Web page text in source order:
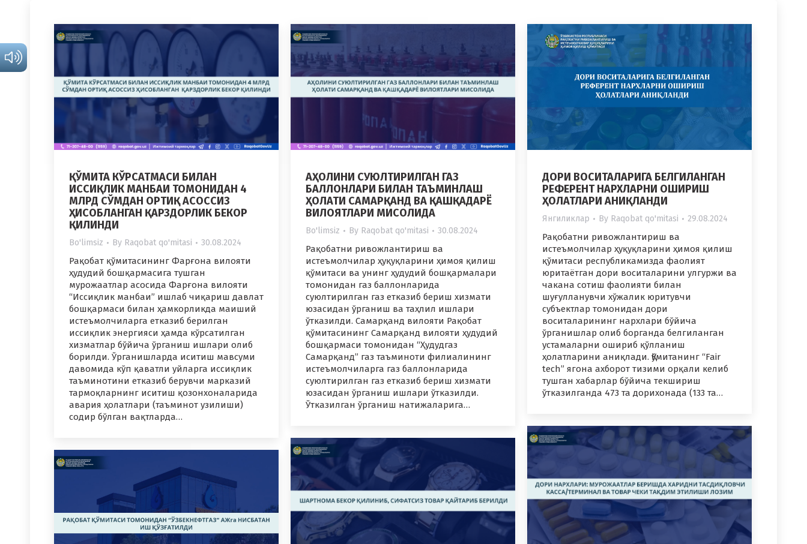
ҚЎМИТА КЎРСАТМАСИ БИЛАН
ИССИҚЛИК МАНБАИ ТОМОНИДАН 4
МЛРД СЎМДАН ОРТИҚ АСОССИЗ
ҲИСОБЛАНГАН ҚАРЗДОРЛИК БЕКОР
ҚИЛИНДИ
Bo'limsiz By Raqobat qo'mitasi 30.08.2024
Рақобат қўмитасининг Фарғона вилояти
ҳудудий бошқармасига тушган
мурожаатлар асосида Фарғона вилояти
“Иссиқлик манбаи” ишлаб чиқариш давлат
бошқармаси билан ҳамкорликда маиший
истеъмолчиларга етказиб берилган
иссиқлик энергияси ҳамда кўрсатилган
хизматлар бўйича ўрганиш ишлари олиб
борилди. Ўрганишларда иситиш мавсуми
давомида кўп қаватли уйларга иссиқлик
таъминотини етказиб берувчи марказий
тармоқларнинг иситиш қозонхоналарида
авария ҳолатлари (таъминот узилиши)
содир бўлган вақтларда…
АҲОЛИНИ СУЮЛТИРИЛГАН ГАЗ
БАЛЛОНЛАРИ БИЛАН ТАЪМИНЛАШ
ҲОЛАТИ САМАРҚАНД ВА ҚАШҚАДАРЁ
ВИЛОЯТЛАРИ МИСОЛИДА
Bo'limsiz By Raqobat qo'mitasi 30.08.2024
Рақобатни ривожлантириш ва
истеъмолчилар ҳуқуқларини ҳимоя қилиш
қўмитаси ва унинг ҳудудий бошқармалари
томонидан газ баллонларида
суюлтирилган газ етказиб бериш хизмати
юзасидан ўрганиш ва таҳлил ишлари
ўтказилди. Самарқанд вилояти Рақобат
қўмитасининг Самарқанд вилояти ҳудудий
бошқармаси томонидан “Ҳудудгаз
Самарқанд” газ таъминоти филиалининг
истеъмолчиларга газ баллонларида
суюлтирилган газ етказиб бериш хизмати
юзасидан ўрганиш ишлари ўтказилди.
Ўтказилган ўрганиш натижаларига…
ДОРИ ВОСИТАЛАРИГА БЕЛГИЛАНГАН
РЕФЕРЕНТ НАРХЛАРНИ ОШИРИШ
ҲОЛАТЛАРИ АНИҚЛАНДИ
Янгиликлар By Raqobat qo'mitasi 29.08.2024
Рақобатни ривожлантириш ва
истеъмолчилар ҳуқуқларини ҳимоя қилиш
қўмитаси республикамизда фаолият
юритаётган дори воситаларини улгуржи ва
чакана сотиш фаолияти билан
шуғулланувчи хўжалик юритувчи
субъектлар томонидан дори
воситаларининг нархлари бўйича
ўрганишлар олиб борганда белгиланган
устамаларни ошириб қўлланиш
ҳолатларини аниқлади. Қўмитанинг “Fair
tech” ягона ахборот тизими орқали келиб
тушган хабарлар бўйича текшириш
ўтказилганда 473 та дорихонада (133 та…